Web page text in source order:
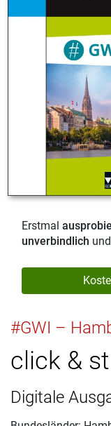
Erstmal
unverbindlich und
#GWI –
click &
Digitale